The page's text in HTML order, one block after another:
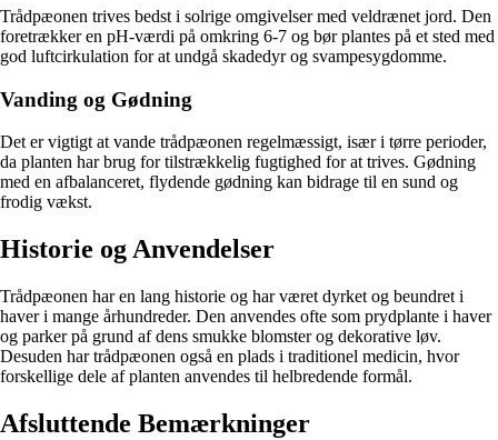
Trådpæonen trives bedst i solrige omgivelser med veldrænet jord. Den
foretrækker en pH-værdi på omkring 6-7 og bør plantes på et sted med
god luftcirkulation for at undgå skadedyr og svampesygdomme.
Vanding og Gødning
Det er vigtigt at vande trådpæonen regelmæssigt, især i tørre perioder,
da planten har brug for tilstrækkelig fugtighed for at trives. Gødning
med en afbalanceret, flydende gødning kan bidrage til en sund og
frodig vækst.
Historie og Anvendelser
Trådpæonen har en lang historie og har været dyrket og beundret i
haver i mange århundreder. Den anvendes ofte som prydplante i haver
og parker på grund af dens smukke blomster og dekorative løv.
Desuden har trådpæonen også en plads i traditionel medicin, hvor
forskellige dele af planten anvendes til helbredende formål.
Afsluttende Bemærkninger